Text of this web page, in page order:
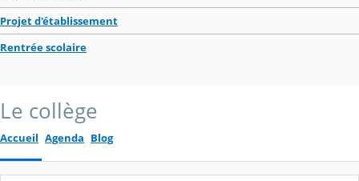
Projet d'établissement
Rentrée scolaire
Le collège
Accueil Agenda Blog